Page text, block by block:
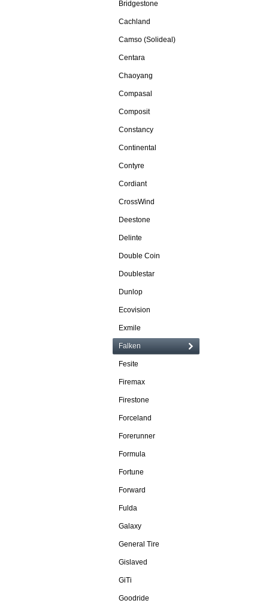
Bridgestone
Cachland
Camso (Solideal)
Centara
Chaoyang
Compasal
Composit
Constancy
Continental
Contyre
Cordiant
CrossWind
Deestone
Delinte
Double Coin
Doublestar
Dunlop
Ecovision
Exmile
Falken
Fesite
Firemax
Firestone
Forceland
Forerunner
Formula
Fortune
Forward
Fulda
Galaxy
General Tire
Gislaved
GiTi
Goodride